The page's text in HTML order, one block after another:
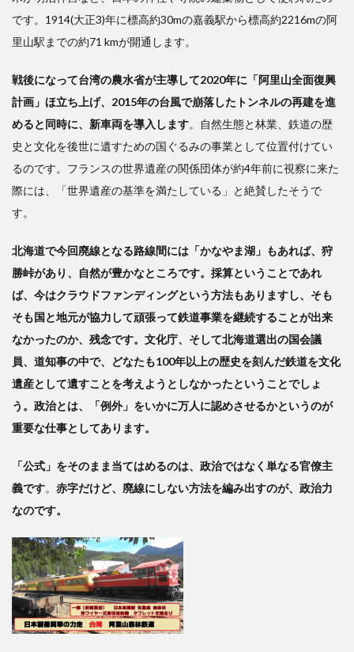
です。1914(大正3)年に標高約30mの嘉義駅から標高約2216mの阿
里山駅までの約71 kmが開通します。
戦後になって台湾の農水省が主導して2020年に「阿里山全面復興
計画」ほ立ち上げ、2015年の台風で崩落したトンネルの再建を進
めると同時に、新車両を導入します。自然生態と林業、鉄道の歴
史と文化を後世に遺すための国ぐるみの事業として位置付けてい
るのです。フランスの世界遺産の関係団体が約4年前に視察に来た
際には、「世界遺産の基準を満たしている」と絶賛したそうで
す。
北海道で今回廃線となる路線間には「かなやま湖」もあれば、狩
勝峠があり、自然が豊かなところです。採算ということであれ
ば、今はクラウドファンディングという方法もありますし、そも
そも国と地元が協力して頑張って鉄道事業を継続することが出来
なかったのか、残念です。文化庁、そして北海道選出の国会議
員、道知事の中で、どなたも100年以上の歴史を刻んだ鉄道を文化
遺産として遺すことを考えようとしなかったということでしょ
う。政治とは、「例外」をいかに万人に認めさせるかというのが
重要な仕事としてあります。
「公式」をそのまま当てはめるのは、政治ではなく単なる官僚主
義です。 赤字だけど、廃線にしない方法を編み出すのが、政治力
なのです。